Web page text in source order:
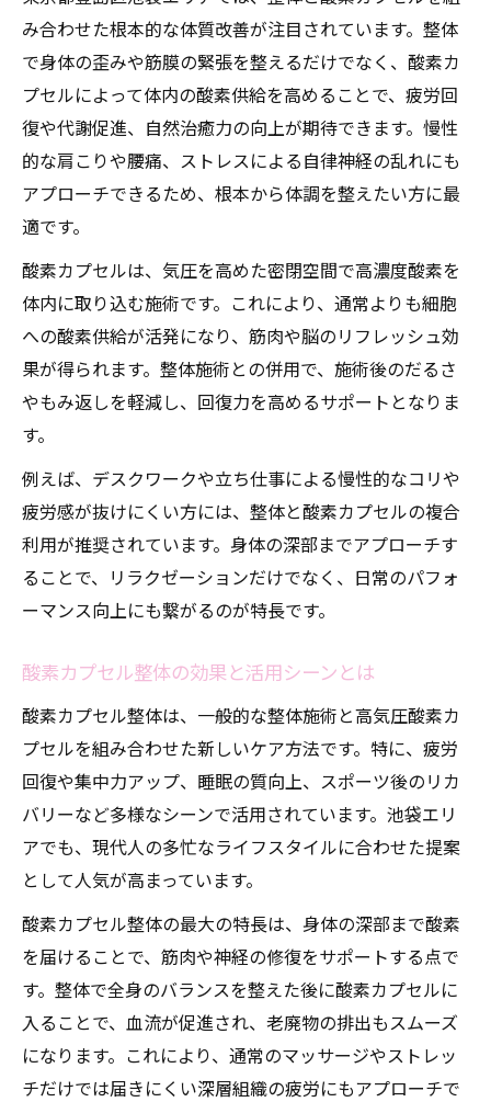
み合わせた根本的な体質改善が注目されています。整体
で身体の歪みや筋膜の緊張を整えるだけでなく、酸素カ
プセルによって体内の酸素供給を高めることで、疲労回
復や代謝促進、自然治癒力の向上が期待できます。慢性
的な肩こりや腰痛、ストレスによる自律神経の乱れにも
アプローチできるため、根本から体調を整えたい方に最
適です。
酸素カプセルは、気圧を高めた密閉空間で高濃度酸素を
体内に取り込む施術です。これにより、通常よりも細胞
への酸素供給が活発になり、筋肉や脳のリフレッシュ効
果が得られます。整体施術との併用で、施術後のだるさ
やもみ返しを軽減し、回復力を高めるサポートとなりま
す。
例えば、デスクワークや立ち仕事による慢性的なコリや
疲労感が抜けにくい方には、整体と酸素カプセルの複合
利用が推奨されています。身体の深部までアプローチす
ることで、リラクゼーションだけでなく、日常のパフォ
ーマンス向上にも繋がるのが特長です。
酸素カプセル整体の効果と活用シーンとは
酸素カプセル整体は、一般的な整体施術と高気圧酸素カ
プセルを組み合わせた新しいケア方法です。特に、疲労
回復や集中力アップ、睡眠の質向上、スポーツ後のリカ
バリーなど多様なシーンで活用されています。池袋エリ
アでも、現代人の多忙なライフスタイルに合わせた提案
として人気が高まっています。
酸素カプセル整体の最大の特長は、身体の深部まで酸素
を届けることで、筋肉や神経の修復をサポートする点で
す。整体で全身のバランスを整えた後に酸素カプセルに
入ることで、血流が促進され、老廃物の排出もスムーズ
になります。これにより、通常のマッサージやストレッ
チだけでは届きにくい深層組織の疲労にもアプローチで